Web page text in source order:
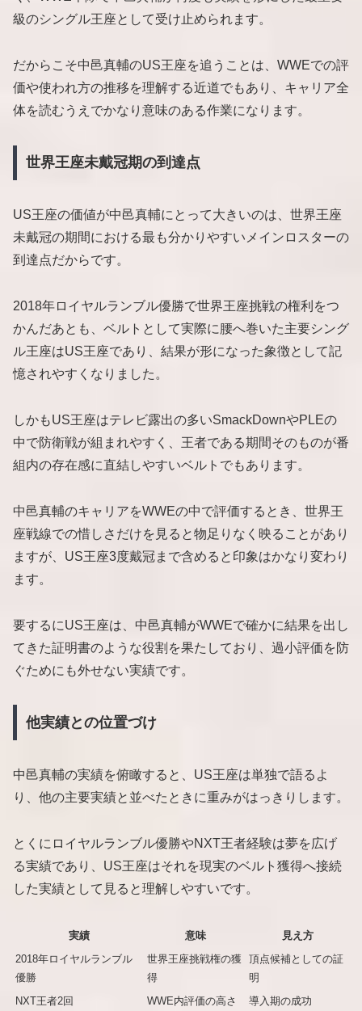
級のシングル王座として受け止められます。
だからこそ中邑真輔のUS王座を追うことは、WWEでの評
価や使われ方の推移を理解する近道でもあり、キャリア全
体を読むうえでかなり意味のある作業になります。
世界王座未戴冠期の到達点
US王座の価値が中邑真輔にとって大きいのは、世界王座
未戴冠の期間における最も分かりやすいメインロスターの
到達点だからです。
2018年ロイヤルランブル優勝で世界王座挑戦の権利をつ
かんだあとも、ベルトとして実際に腰へ巻いた主要シング
ル王座はUS王座であり、結果が形になった象徴として記
憶されやすくなりました。
しかもUS王座はテレビ露出の多いSmackDownやPLEの
中で防衛戦が組まれやすく、王者である期間そのものが番
組内の存在感に直結しやすいベルトでもあります。
中邑真輔のキャリアをWWEの中で評価するとき、世界王
座戦線での惜しさだけを見ると物足りなく映ることがあり
ますが、US王座3度戴冠まで含めると印象はかなり変わり
ます。
要するにUS王座は、中邑真輔がWWEで確かに結果を出し
てきた証明書のような役割を果たしており、過小評価を防
ぐためにも外せない実績です。
他実績との位置づけ
中邑真輔の実績を俯瞰すると、US王座は単独で語るよ
り、他の主要実績と並べたときに重みがはっきりします。
とくにロイヤルランブル優勝やNXT王者経験は夢を広げ
る実績であり、US王座はそれを現実のベルト獲得へ接続
した実績として見ると理解しやすいです。
実績 意味
見え方
2018年ロイヤルランブル
優勝
世界王座挑戦権の獲
得
頂点候補としての証
明
NXT王者2回
WWE内評価の高さ
導入期の成功